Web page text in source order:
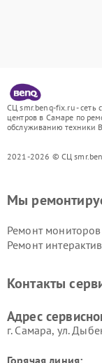
СЦ smr.benq-fix.ru - сеть
центров в Самаре по
обслуживанию техники
2021-2026 © СЦ
Мы
Ремонт
Ремонт
Контакты
Адрес
г. Самара, ул.
Горячая линия: